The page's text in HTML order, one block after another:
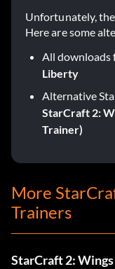
Unfortunately,
Here are some
All downloads
Liberty
Alternative
StarCraft 2:
Trainer)
More
Trainers
StarCraft 2: